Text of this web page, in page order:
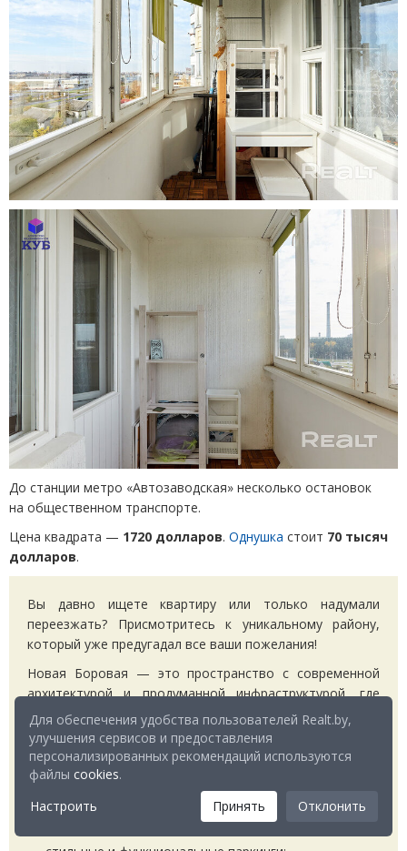
До станции метро «Автозаводская» несколько остановок
на общественном транспорте.
Цена квадрата — 1720 долларов. Однушка стоит 70 тысяч
долларов.
Вы давно ищете квартиру или только надумали
переезжать? Присмотритесь к уникальному району,
который уже предугадал все ваши пожелания!
Новая Боровая — это пространство с современной
архитектурой и продуманной инфраструктурой, где
каждый сможет найти свое место. Комфортное
окружение, возможности для самореализации
и саморазвития, десятки решений для улучшения вашей
жизни:
впечатляющие яркостью детские сады;
школы, в которых хочется учиться;
Для обеспечения удобства пользователей Realt.by,
улучшения сервисов и предоставления
персонализированных рекомендаций используются
файлы cookies.
Настроить
Принять Отклонить